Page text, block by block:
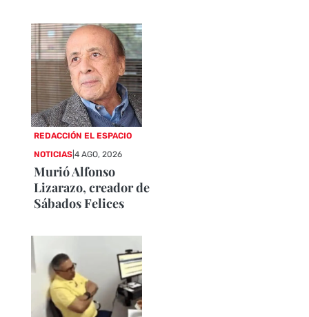
REDACCIÓN EL ESPACIO
NOTICIAS |4 AGO, 2026
Murió Alfonso
Lizarazo, creador de
Sábados Felices